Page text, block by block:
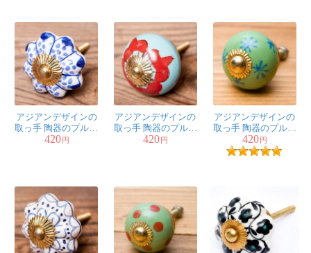
何度も何度も購入しています。
ありがとうございます。
★ ★ ★★★ 匿名希望
ブルー系と赤系を購入しましたが、全て写真以上に綺麗
な色でした。
取っ手を変えただけなのに雰囲気が変わり、戸を開ける
アジアンデザインの
取っ手 陶器のプルノ
ブ(ドアノブ)〔約
420円
アジアンデザインの
取っ手 陶器のプルノ
ブ(ドアノブ)〔約
420円
アジアンデザインの
取っ手 陶器のプルノ
ブ(ドアノブ)〔約
4.7cm〕
420円